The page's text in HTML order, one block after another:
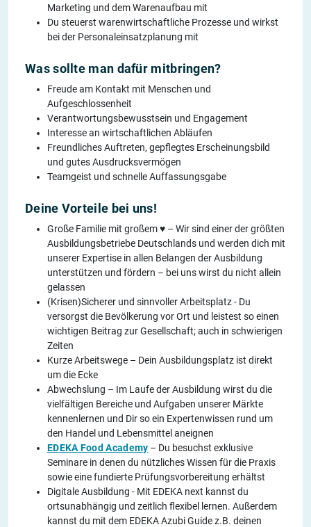
Marketing und dem Warenaufbau mit
Du steuerst warenwirtschaftliche Prozesse und wirkst
bei der Personaleinsatzplanung mit
Was sollte man dafür mitbringen?
Freude am Kontakt mit Menschen und
Aufgeschlossenheit
Verantwortungsbewusstsein und Engagement
Interesse an wirtschaftlichen Abläufen
Freundliches Auftreten, gepflegtes Erscheinungsbild
und gutes Ausdrucksvermögen
Teamgeist und schnelle Auffassungsgabe
Deine Vorteile bei uns!
Große Familie mit großem ♥ – Wir sind einer der größten
Ausbildungsbetriebe Deutschlands und werden dich mit
unserer Expertise in allen Belangen der Ausbildung
unterstützen und fördern – bei uns wirst du nicht allein
gelassen
(Krisen)Sicherer und sinnvoller Arbeitsplatz - Du
versorgst die Bevölkerung vor Ort und leistest so einen
wichtigen Beitrag zur Gesellschaft; auch in schwierigen
Zeiten
Kurze Arbeitswege – Dein Ausbildungsplatz ist direkt
um die Ecke
Abwechslung – Im Laufe der Ausbildung wirst du die
vielfältigen Bereiche und Aufgaben unserer Märkte
kennenlernen und Dir so ein Expertenwissen rund um
den Handel und Lebensmittel aneignen
EDEKA Food Academy – Du besuchst exklusive
Seminare in denen du nützliches Wissen für die Praxis
sowie eine fundierte Prüfungsvorbereitung erhältst
Digitale Ausbildung - Mit EDEKA next kannst du
ortsunabhängig und zeitlich flexibel lernen. Außerdem
kannst du mit dem EDEKA Azubi Guide z.B. deinen